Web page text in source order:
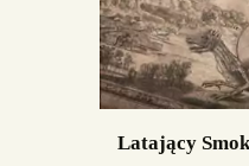
Latający